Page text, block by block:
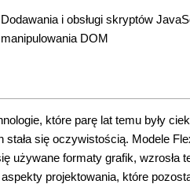
Dodawania i obsługi skryptów
manipulowania DOM
które parę lat temu były
się oczywistością. Modele
używane formaty grafik, wzrosła
projektowania, które